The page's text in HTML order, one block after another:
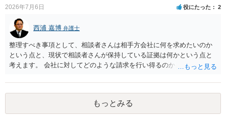
2026年7月6日 役にたった 2
西浦 嘉博 弁護士
整理すべき事項として、相談者さんは相手方会社に何を求めたいのか
という点と、現状で相談者さんが保持している証拠は何かという点と
考えます。 会社に対してどのような請求を行い得るのか、また、どう
事務所での相談を検討いただければと思われます。 上記、ご参考くだ
さい。
もっとみる